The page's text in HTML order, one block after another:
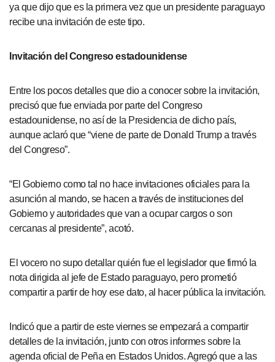
ya que dijo que es la primera vez que un presidente paraguayo
recibe una invitación de este tipo.
Invitación del Congreso estadounidense
Entre los pocos detalles que dio a conocer sobre la invitación,
precisó que fue enviada por parte del Congreso
estadounidense, no así de la Presidencia de dicho país,
aunque aclaró que “viene de parte de Donald Trump a través
del Congreso”.
“El Gobierno como tal no hace invitaciones oficiales para la
asunción al mando, se hacen a través de instituciones del
Gobierno y autoridades que van a ocupar cargos o son
cercanas al presidente”, acotó.
El vocero no supo detallar quién fue el legislador que firmó la
nota dirigida al jefe de Estado paraguayo, pero prometió
compartir a partir de hoy ese dato, al hacer pública la invitación.
Indicó que a partir de este viernes se empezará a compartir
detalles de la invitación, junto con otros informes sobre la
agenda oficial de Peña en Estados Unidos. Agregó que a las